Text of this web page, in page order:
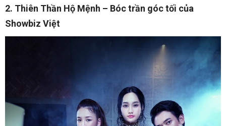
2. Thiên Thần Hộ Mệnh – Bóc trần góc tối của
Showbiz Việt